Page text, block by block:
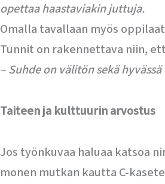
opettaa haastaviakin juttuja.
Omalla tavallaan myös
Tunnit on rakennettava niin,
– Suhde on välitön sekä
Taiteen ja kulttuurin arvostus
Jos työnkuvaa haluaa katsoa
monen mutkan kautta C-